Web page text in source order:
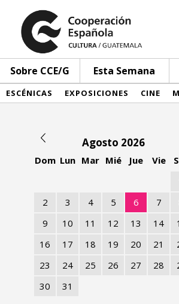
Sobre CCE/G Esta Semana
ESCÉNICAS EXPOSICIONES CINE
Agosto 2026
Dom Lun Mar Mié Jue Vie
2
3 4 5 6 7
9
10 11 12 13 14
16
17 18 19 20 21
23
24 25 26 27 28
30
31